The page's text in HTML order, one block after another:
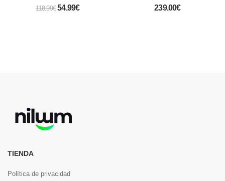
118.99€ 54.99€ 239.00€
TIENDA
Política de privacidad